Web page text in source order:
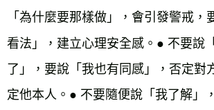
「為什麼要那樣做」，會引發警戒，
看法」，建立心理安全感。 ● 不要說
了」，要說「我也有同感」，否定對
定他本人。 ● 不要隨便說「我了解」